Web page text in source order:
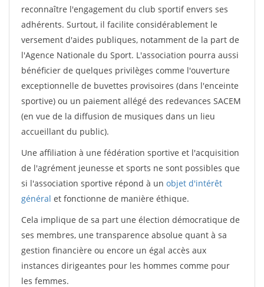
reconnaître l'engagement du club sportif envers ses
adhérents. Surtout, il facilite considérablement le
versement d'aides publiques, notamment de la part de
l'Agence Nationale du Sport. L'association pourra aussi
bénéficier de quelques privilèges comme l'ouverture
exceptionnelle de buvettes provisoires (dans l'enceinte
sportive) ou un paiement allégé des redevances SACEM
(en vue de la diffusion de musiques dans un lieu
accueillant du public).
Une affiliation à une fédération sportive et l'acquisition
de l'agrément jeunesse et sports ne sont possibles que
si l'association sportive répond à un objet d'intérêt
général et fonctionne de manière éthique.
Cela implique de sa part une élection démocratique de
ses membres, une transparence absolue quant à sa
gestion financière ou encore un égal accès aux
instances dirigeantes pour les hommes comme pour
les femmes.